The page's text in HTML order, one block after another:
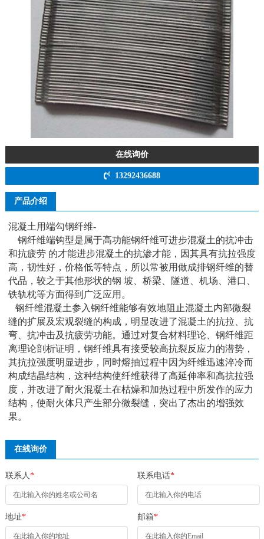
在线询价
13292436688
产品介绍
混凝土用端勾钢纤维-
钢纤维端钩型是属于高功能钢纤维可进步混凝土的抗冲击
和抗疲劳 的才能进步混凝土的抗渗才能，因其具有抗拉强度
高，韧性好，价格低等特点，所以常被用做成排钢纤维的替
代品，较之于其他形状的钢 坡、桥梁、隧道、机场、港口、
铁轨枕等方面得到广泛应用。
钢纤维混凝土参入钢纤维能够有效地阻止混凝土内部微裂
缝的扩展及宏观裂缝的构成，明显改进了混凝土的抗拉、抗
弯、抗冲击及抗疲劳功能。通过对复合材料理论、钢纤维距
离理论剖析证明，钢纤维具有接受较高抗裂反应力的潜势，
其抗拉强度明显进步，同时熔抽过程中因为纤维迅速淬冷而
构成结晶结构，这种结构使纤维获得了高延伸率和高抗拉强
度，并改进了耐火混凝土在枯燥和加热过程中所发作的应力
结构，使耐火体只产生部分微裂缝，突出了杰出的增强效
果。
在线询价
联系人 * 联系电话*
地址* 邮箱*